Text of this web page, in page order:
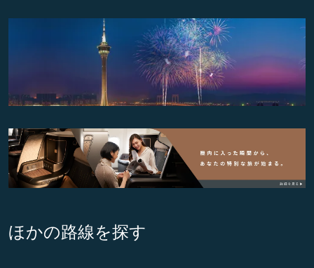
ほかの路線を探す